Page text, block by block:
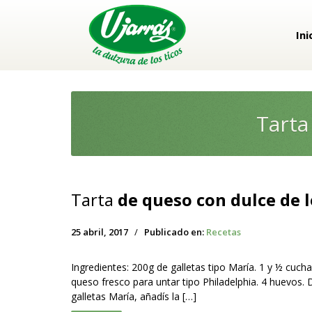
Tarta
Tarta de queso con dulce de
25 abril, 2017 / Publicado en: Recetas
Ingredientes: 200g de galletas tipo María. 1 y ½
queso fresco para untar tipo Philadelphia. 4
galletas María, añadís la […]